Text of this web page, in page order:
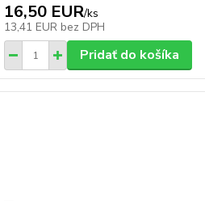
16,50 EUR/ks
13,41 EUR bez DPH
Pridať do košíka